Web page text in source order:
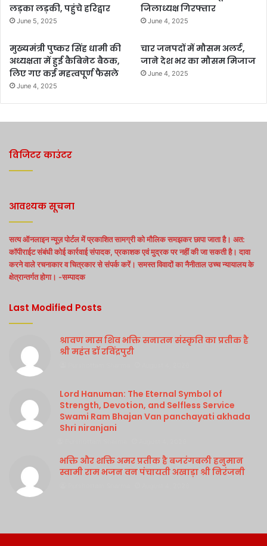
लड़का लड़की, पहुंचे हरिद्वार
June 5, 2025
जिलाध्यक्ष गिरफ्तार
June 4, 2025
मुख्यमंत्री पुष्कर सिंह धामी की
अध्यक्षता में हुई कैबिनेट बैठक,
लिए गए कई महत्वपूर्ण फैसले
June 4, 2025
चार जनपदों में मौसम अलर्ट,
जाने देश भर का मौसम मिजाज
June 4, 2025
विजिटर काउंटर
आवश्यक सूचना
सत्य ऑनलाइन न्यूज़ पोर्टल में प्रकाशित सामग्री को मौलिक समझकर छापा जाता है। अत:
कॉपीराईट संबंधी कोई कार्रवाई संपादक, प्रकाशक एवं मुद्रक पर नहीं की जा सकती है। दावा
करने वाले रचनाकार व चित्रकार से संपर्क करें। समस्त विवादों का नैनीताल उच्च न्यायालय के
क्षेत्रान्तर्गत होगा। -सम्पादक
Last Modified Posts
श्रावण मास शिव भक्ति सनातन संस्कृति का प्रतीक है
श्री महंत डॉ रविंद्रपुरी
Lord Hanuman: The Eternal Symbol of
Strength, Devotion, and Selfless Service
Swami Ram Bhajan Van panchayati akhada
Shri niranjani
भक्ति और शक्ति अमर प्रतीक है बजरंगबली हनुमान
स्वामी राम भजन वन पंचायती अखाड़ा श्री निरंजनी